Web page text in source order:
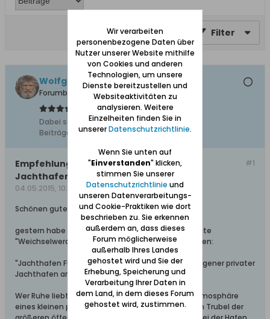
Filter
Wolfgang
Forumbetreiber
Dabei seit:
10.02.2008
Beiträge:
11627
#1
Empfehlung für Wassersportfreunde:
Jachthafen Fürstenwerder
04.05.2015, 10:49
Schönen guten Morgen,
gestern habe ich auf der öffentlichen Facebookseite
"Weichselwerderring" folgenden Beitrag geschrieben:
"Jachthafen Fürstenwerder - ein kleiner, ruhig gelegener privater
Jachthafen an der Elbinger Weichsel (Szkarpawa).
Wer Ruhe liebt, wer naturverbunden ist, wer die Atmosphäre
eines kleinen privat betriebenen Jachthafens dem Trubel der
Wir verarbeiten
personenbezogene Daten über
Nutzer unserer Website mithilfe
von Cookies und anderen
Technologien, um unsere
Dienste bereitzustellen und
Websiteaktivitäten zu
analysieren. Weitere
Einzelheiten finden Sie in
unsererDatenschutzrichtlinie.
Wenn Sie unten auf
"Einverstanden" klicken,
stimmen Sie unserer
Datenschutzrichtlinie und
unseren Datenverarbeitungs-
und Cookie-Praktiken wie dort
beschrieben zu. Sie erkennen
außerdem an, dass dieses
Forum möglicherweise
außerhalb Ihres Landes
gehostet wird und Sie der
Erhebung, Speicherung und
Verarbeitung Ihrer Daten in
dem Land, in dem dieses Forum
gehostet wird, zustimmen.